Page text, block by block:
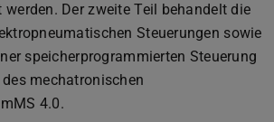
Der zweite Teil behandelt die
Steuerungen sowie
speicherprogrammierten Steuerung
mechatronischen
4.0.